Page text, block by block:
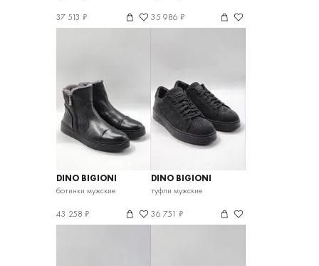
37 513 ₽ 35 986 ₽
DINO BIGIONI
ботинки мужские
43 258 ₽
DINO BIGIONI
туфли мужские
36 751 ₽